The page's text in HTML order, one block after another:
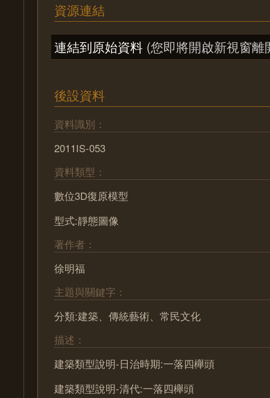
資源連結
連結到原始資料 (您即將開啟新視窗離
後設資料
資料識別：
2011IS-053
資料類型：
數位3D復原模型
型式:靜態圖像
著作者：
徐明福
主題與關鍵字：
分類:建築、傳統藝術、常民文化
描述：
建築類型說明-日治時期:一落四櫸頭
建築類型說明-清代:一落四櫸頭